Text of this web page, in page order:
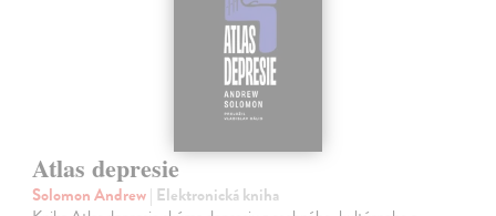
Atlas depresie
Solomon Andrew| Elektronická kniha